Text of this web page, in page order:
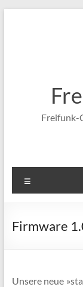
Freifunk-
Firmware
Unsere neue